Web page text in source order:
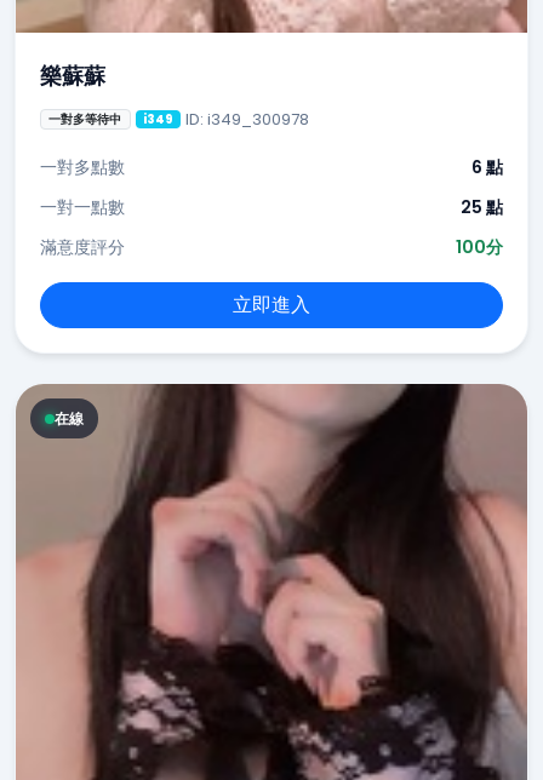
樂蘇蘇
一對多等待中 i349 ID: i349_300978
一對多點數
6 點
一對一點數
25 點
滿意度評分
100分
立即進入
在線